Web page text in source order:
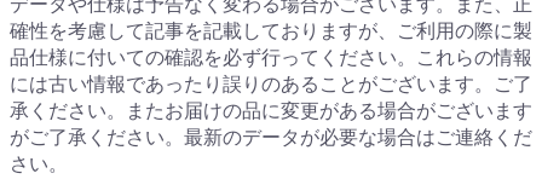
確性を考慮して記事を記載しておりますが、ご利用の際に製
品仕様に付いての確認を必ず行ってください。これらの情報
には古い情報であったり誤りのあることがございます。ご了
承ください。またお届けの品に変更がある場合がございます
がご了承ください。最新のデータが必要な場合はご連絡くだ
さい。